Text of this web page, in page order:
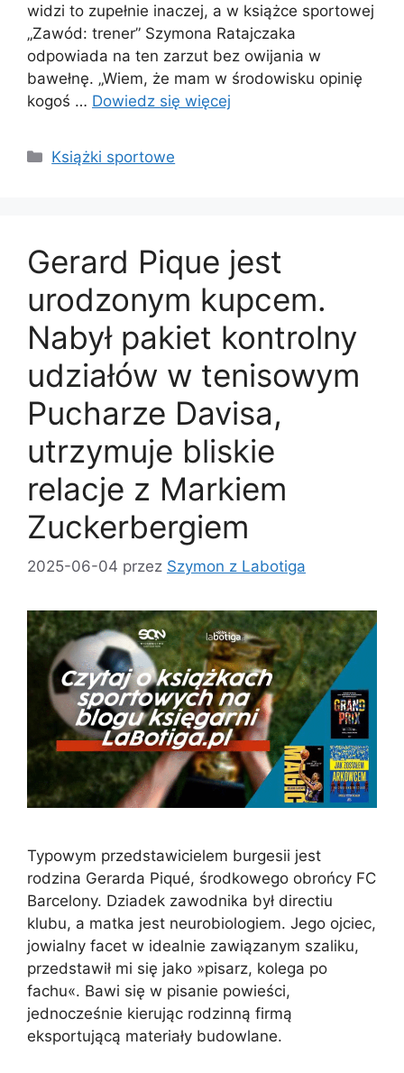
widzi to zupełnie inaczej, a w książce sportowej
„Zawód: trener” Szymona Ratajczaka
odpowiada na ten zarzut bez owijania w
bawełnę. „Wiem, że mam w środowisku opinię
kogoś … Dowiedz się więcej
Kategorie
Książki sportowe
Gerard Pique jest
urodzonym kupcem.
Nabył pakiet kontrolny
udziałów w tenisowym
Pucharze Davisa,
utrzymuje bliskie
relacje z Markiem
Zuckerbergiem
2025-06-04 przez Szymon z Labotiga
Typowym przedstawicielem burgesii jest
rodzina Gerarda Piqué, środkowego obrońcy FC
Barcelony. Dziadek zawodnika był directiu
klubu, a matka jest neurobiologiem. Jego ojciec,
jowialny facet w idealnie zawiązanym szaliku,
przedstawił mi się jako »pisarz, kolega po
fachu«. Bawi się w pisanie powieści,
jednocześnie kierując rodzinną firmą
eksportującą materiały budowlane.